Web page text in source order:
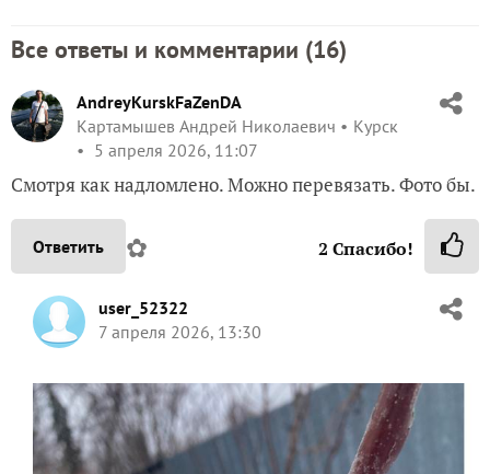
Все ответы и комментарии (16)
AndreyKurskFaZenDA
Картамышев Андрей Николаевич
Курск
5 апреля 2026, 11:07
Смотря как надломлено. Можно перевязать. Фото бы.
Ответить ✿ 2 Спасибо!
user_52322
7 апреля 2026, 13:30